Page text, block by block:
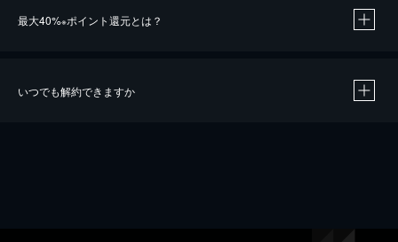
最大40%※ポイント還元とは？
いつでも解約できますか